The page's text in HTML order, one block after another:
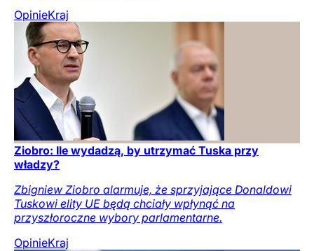
OpinieKraj
Ziobro: Ile wydadzą, by utrzymać Tuska przy
władzy?
Zbigniew Ziobro alarmuje, że sprzyjające Donaldowi
Tuskowi elity UE będą chciały wpłynąć na
przyszłoroczne wybory parlamentarne.
OpinieKraj